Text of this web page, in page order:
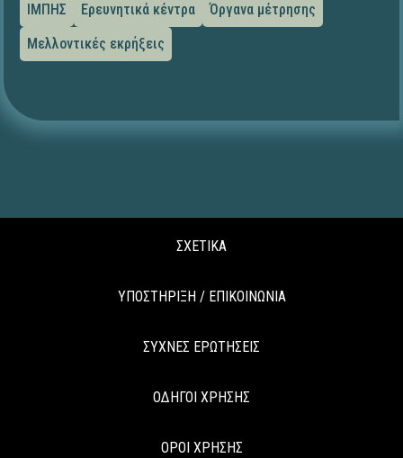
ΙΜΠΗΣ
Ερευνητικά κέντρα
Όργανα μέτρησης
Μελλοντικές εκρήξεις
ΣΧΕΤΙΚΑ
ΥΠΟΣΤΗΡΙΞΗ / ΕΠΙΚΟΙΝΩΝΙΑ
ΣΥΧΝΕΣ ΕΡΩΤΗΣΕΙΣ
ΟΔΗΓΟΙ ΧΡΗΣΗΣ
ΟΡΟΙ ΧΡΗΣΗΣ